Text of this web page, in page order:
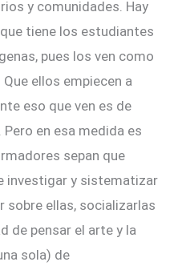
y comunidades. Hay
tiene los estudiantes
pues los ven como
Que ellos empiecen a
eso que ven es de
en esa medida es
sepan que
investigar y sistematizar
sobre ellas, socializarlas
de pensar el arte y la
sola) de